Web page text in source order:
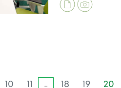
10 ... 18 19 20